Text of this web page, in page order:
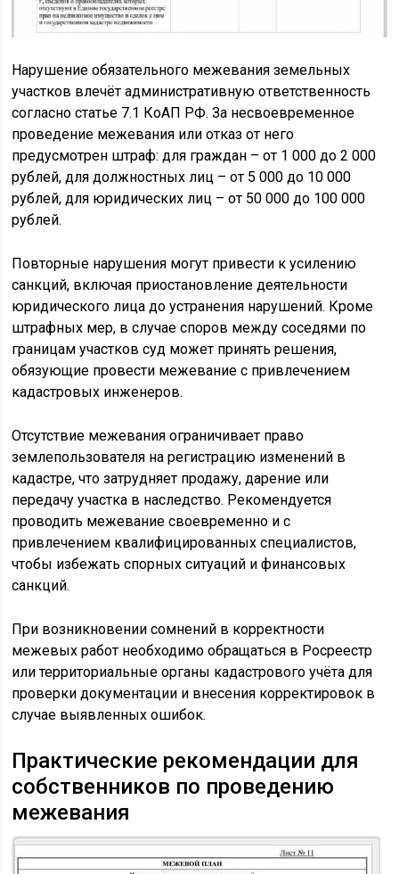
Нарушение обязательного межевания земельных
участков влечёт административную ответственность
согласно статье 7.1 КоАП РФ. За несвоевременное
проведение межевания или отказ от него
предусмотрен штраф: для граждан – от 1 000 до 2 000
рублей, для должностных лиц – от 5 000 до 10 000
рублей, для юридических лиц – от 50 000 до 100 000
рублей.
Повторные нарушения могут привести к усилению
санкций, включая приостановление деятельности
юридического лица до устранения нарушений. Кроме
штрафных мер, в случае споров между соседями по
границам участков суд может принять решения,
обязующие провести межевание с привлечением
кадастровых инженеров.
Отсутствие межевания ограничивает право
землепользователя на регистрацию изменений в
кадастре, что затрудняет продажу, дарение или
передачу участка в наследство. Рекомендуется
проводить межевание своевременно и с
привлечением квалифицированных специалистов,
чтобы избежать спорных ситуаций и финансовых
санкций.
При возникновении сомнений в корректности
межевых работ необходимо обращаться в Росреестр
или территориальные органы кадастрового учёта для
проверки документации и внесения корректировок в
случае выявленных ошибок.
Практические рекомендации для
собственников по проведению
межевания